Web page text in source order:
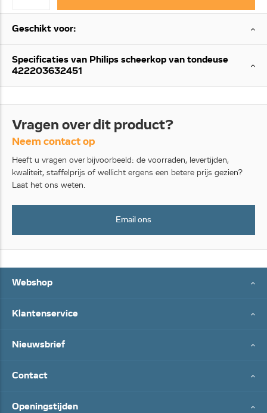
Geschikt voor:
Specificaties van Philips scheerkop van tondeuse
422203632451
Vragen over dit product?
Neem contact op
Heeft u vragen over bijvoorbeeld: de voorraden, levertijden,
kwaliteit, staffelprijs of wellicht ergens een betere prijs gezien?
Laat het ons weten.
Email ons
Webshop
Klantenservice
Nieuwsbrief
Contact
Openingstijden